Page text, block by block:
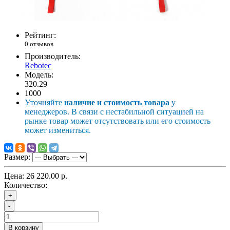
Рейтинг:
0 отзывов
Производитель:
Rebotec
Модель:
320.29
1000
Уточняйте наличие и стоимость товара у
менеджеров. В связи с нестабильной ситуацией на
рынке товар может отсутствовать или его стоимость
может измениться.
Размер:
Цена: 26 220.00 р.
Количество:
+
-
В корзину